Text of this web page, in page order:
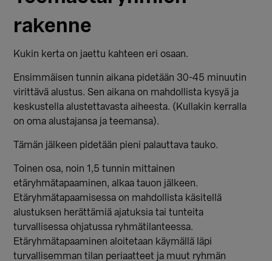
rakenne
Kukin kerta on jaettu kahteen eri osaan.
Ensimmäisen tunnin aikana pidetään 30-45 minuutin
virittävä alustus. Sen aikana on mahdollista kysyä ja
keskustella alustettavasta aiheesta. (Kullakin kerralla
on oma alustajansa ja teemansa).
Tämän jälkeen pidetään pieni palauttava tauko.
Toinen osa, noin 1,5 tunnin mittainen
etäryhmätapaaminen, alkaa tauon jälkeen.
Etäryhmätapaamisessa on mahdollista käsitellä
alustuksen herättämiä ajatuksia tai tunteita
turvallisessa ohjatussa ryhmätilanteessa.
Etäryhmätapaaminen aloitetaan käymällä läpi
turvallisemman tilan periaatteet ja muut ryhmän